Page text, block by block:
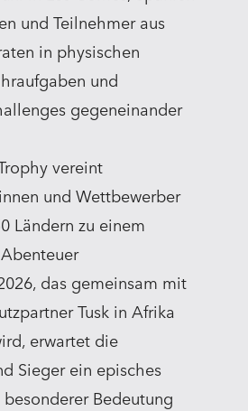
und Teilnehmer aus
in physischen
und
gegeneinander
vereint
und Wettbewerber
Ländern zu einem
das gemeinsam mit
Tusk in Afrika
erwartet die
Sieger ein episches
Bedeutung